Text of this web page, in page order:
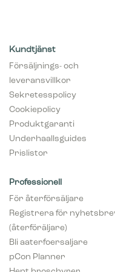
Kundtjänst
Försäljnings- och
leveransvillkor
Sekretesspolicy
Cookiepolicy
Produktgaranti
Underhaallsguides
Prislistor
Professionell
För återförsäljare
Registrera för nyhetsbrev
(återföräljare)
Bli aaterfoersaljare
pCon Planner
Hent broschyrer